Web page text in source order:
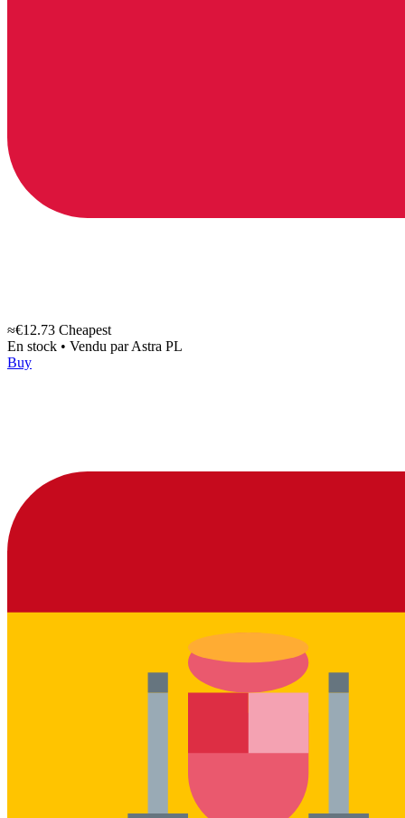
≈€12.73 Cheapest
En stock • Vendu parAstra PL
Buy